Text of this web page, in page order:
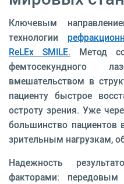
Ключевым
технологии
ReLEx SMILE. Метод
фемтосекундного
вмешательством в
пациенту быстрое
остроту зрения. Уже
большинство
зрительным нагрузкам,
Надежность
факторами: передовым